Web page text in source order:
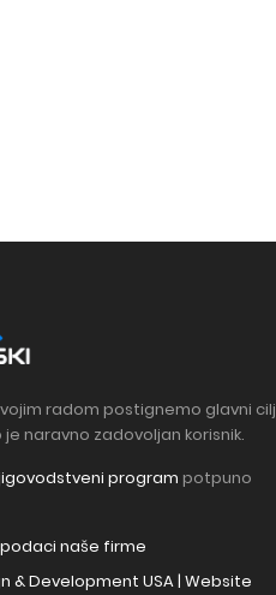
radom postignemo glavni cilj
naravno zadovoljan korisnik.
program potpuno
naše firme
& Development USA | Website